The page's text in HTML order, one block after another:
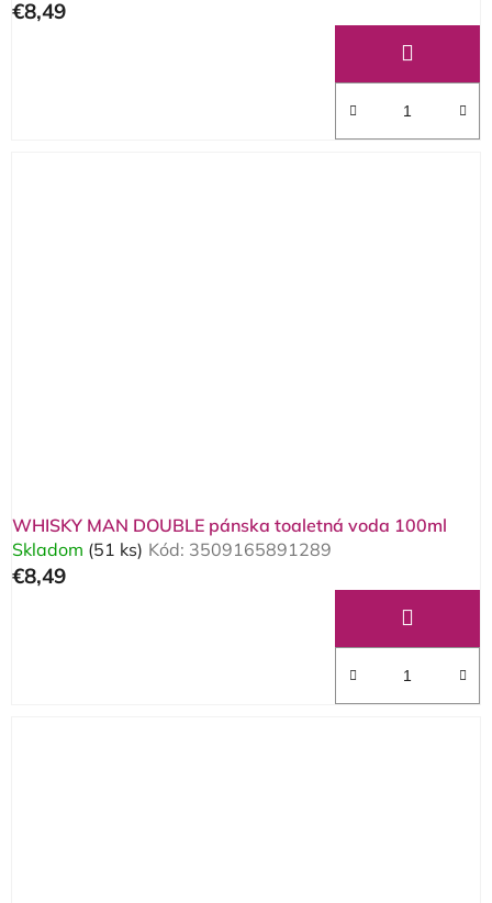
€8,49
WHISKY MAN DOUBLE pánska toaletná voda 100ml
Skladom (51 ks) Kód: 3509165891289
€8,49